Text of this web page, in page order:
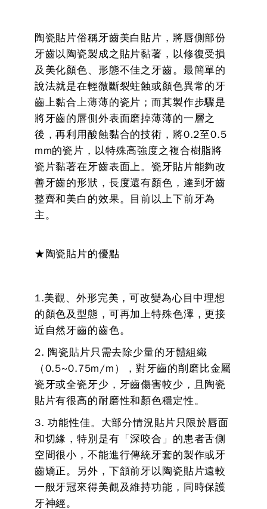
陶瓷貼片俗稱牙齒美白貼片，將唇側部份
牙齒以陶瓷製成之貼片黏著，以修復受損
及美化顏色、形態不佳之牙齒。最簡單的
說法就是在輕微斷裂蛀蝕或顏色異常的牙
齒上黏合上薄薄的瓷片；而其製作步驟是
將牙齒的唇側外表面磨掉薄薄的一層之
後，再利用酸蝕黏合的技術，將0.2至0.5
mm的瓷片，以特殊高強度之複合樹脂將
瓷片黏著在牙齒表面上。瓷牙貼片能夠改
善牙齒的形狀，長度還有顏色，達到牙齒
整齊和美白的效果。目前以上下前牙為
主。
★陶瓷貼片的優點
1.美觀、外形完美，可改變為心目中理想
的顏色及型態，可再加上特殊色澤，更接
近自然牙齒的齒色。
2. 陶瓷貼片只需去除少量的牙體組織
（0.5~0.75m/m），對牙齒的削磨比金屬
瓷牙或全瓷牙少，牙齒傷害較少，且陶瓷
貼片有很高的耐磨性和顏色穩定性。
3. 功能性佳。大部分情況貼片只限於唇面
和切緣，特別是有「深咬合」的患者舌側
空間很小，不能進行傳統牙套的製作或牙
齒矯正。另外，下頷前牙以陶瓷貼片遠較
一般牙冠來得美觀及維持功能，同時保護
牙神經。